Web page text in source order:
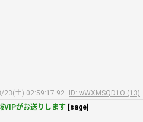
23(土) 02:59:17.92
ID: wWXMSQD1O (13)
VIPがお送りします [sage]